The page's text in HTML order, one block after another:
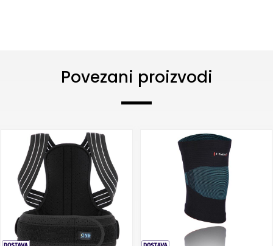
Povezani proizvodi